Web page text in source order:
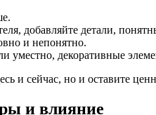
добавляйте детали,
и непонятно.
уместно, декоративные
и сейчас, но и оставите
и влияние